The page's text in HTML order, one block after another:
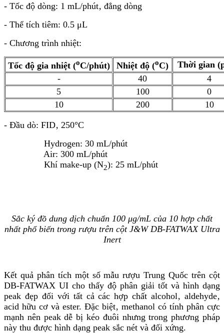
- Tốc độ dòng: 1 mL/phút‚ đẳng dòng
- Thể tích tiêm: 0.5 μL
- Chương trình nhiệt:
Tốc độ gia nhiệt (oC/phút) Nhiệt độ (oC)
Thời gian
-
40
4
5
100
0
10
200 10
- Đầu dò: FID‚ 250°C
Hydrogen: 30 mL/phút
Air: 300 mL/phút
Khí make-up (N2): 25 mL/phút
Sắc ký đồ dung dịch chuẩn 100 μg/mL của 10 hợp chất
nhất phổ biến trong rượu trên cột J&W DB-FATWAX Ultra
Inert
Kết quả phân tích một số mẫu rượu Trung Quốc trên cột
DB-FATWAX UI cho thấy độ phân giải tốt và hình dạng
peak đẹp đối với tất cả các hợp chất alcohol‚ aldehyde‚
acid hữu cơ và ester. Đặc biệt‚ methanol có tính phân cực
mạnh nên peak dễ bị kéo đuôi nhưng trong phương pháp
này thu được hình dạng peak sắc nét và đối xứng.